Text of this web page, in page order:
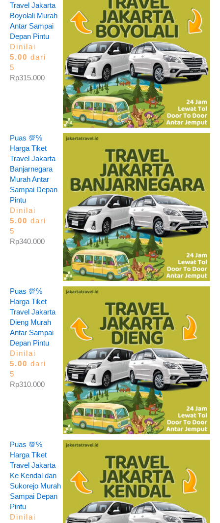
Travel Jakarta
Boyolali Murah
Antar Sampai
Depan Pintu
Dinilai
5.00 dari
5
Rp315.000
Puas 💯%
Harga Tiket
Travel Jakarta
Banjarnegara
Murah Antar
Sampai Depan
Pintu
Dinilai
5.00 dari
5
Rp340.000
Puas 💯%
Harga Tiket
Travel Jakarta
Dieng Murah
Antar Sampai
Depan Pintu
Dinilai
5.00 dari
5
Rp310.000
Puas 💯%
Harga Tiket
Travel Jakarta
Ke Kendal dan
Sukorejo Murah
Sampai Depan
Pintu
Dinilai